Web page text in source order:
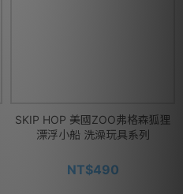
SKIP HOP 美國ZOO弗格森狐狸
漂浮小船 洗澡玩具系列
NT$490